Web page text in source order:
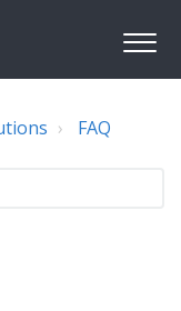
FAQ